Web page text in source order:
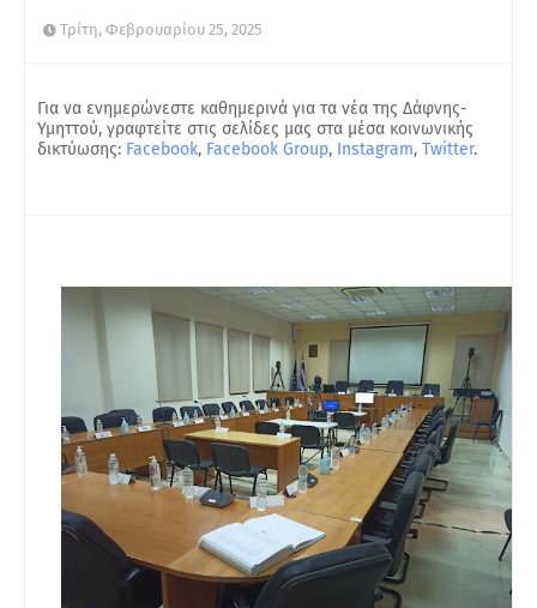
Τρίτη, Φεβρουαρίου 25, 2025
Για να ενημερώνεστε καθημερινά για τα νέα της Δάφνης-
Υμηττού, γραφτείτε στις σελίδες μας στα μέσα κοινωνικής
δικτύωσης: Facebook, Facebook Group, Instagram, Twitter.